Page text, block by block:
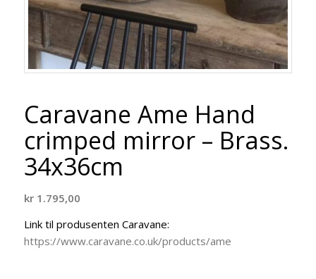
Caravane Ame Hand
crimped mirror – Brass.
34x36cm
kr1.795,00
Link til produsenten Caravane:
https://www.caravane.co.uk/products/ame